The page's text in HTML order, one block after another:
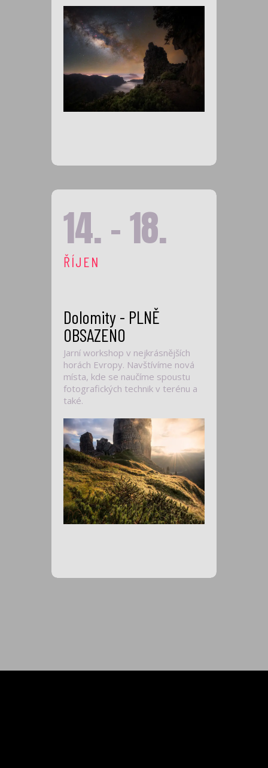
14. - 18.
ŘÍJEN
Dolomity - PLNĚ
OBSAZENO
Jarní workshop v nejkrásnějších
horách Evropy. Navštívíme nová
místa, kde se naučíme spoustu
fotografických technik v terénu a
také.